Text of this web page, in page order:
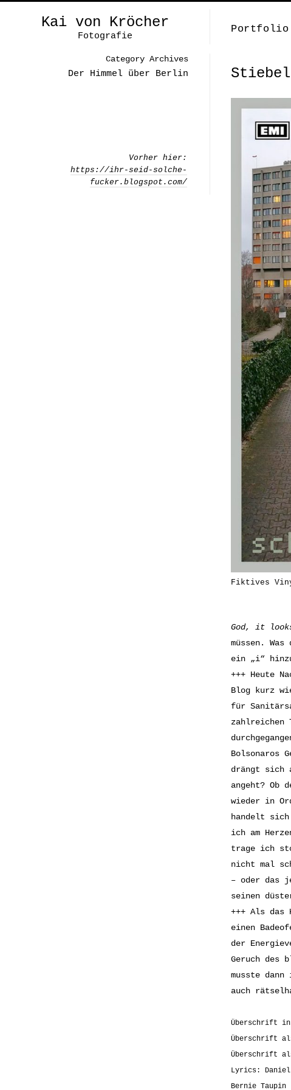
Kai von Kröcher
Fotografie
Portfolio
Fiktives
God, it
müssen.
ein „i“
+++ Heute
Blog kurz
für
zahlreichen
Bolsonaros
drängt sich
angeht?
wieder in
handelt sich
ich am
trage ich
nicht mal
– oder das
seinen
+++ Als
einen
der
Geruch des
musste
auch
Überschrift
Überschrift
Überschrift
Lyrics:
Bernie
Category Archives
Der Himmel über Berlin
Vorher hier:
https://ihr-seid-solche-
fucker.blogspot.com/